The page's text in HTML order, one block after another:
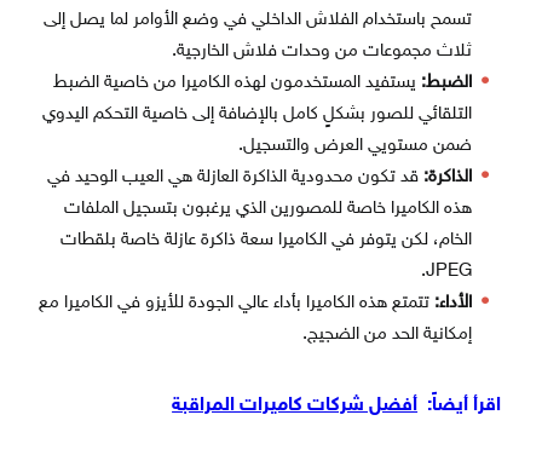
تسمح باستخدام الفلاش الداخلي في وضع الأوامر لما يصل إلى
ثلاث مجموعات من وحدات فلاش الخارجية.
الضبط: يستفيد المستخدمون لهذه الكاميرا من خاصية الضبط
التلقائي للصور بشكلٍ كامل بالإضافة إلى خاصية التحكم اليدوي
ضمن مستويي العرض والتسجيل.
الذاكرة: قد تكون محدودية الذاكرة العازلة هي العيب الوحيد في
هذه الكاميرا خاصة للمصورين الذي يرغبون بتسجيل الملفات
الخام، لكن يتوفر في الكاميرا سعة ذاكرة عازلة خاصة بلقطات
JPEG.
الأداء: تتمتع هذه الكاميرا بأداء عالي الجودة للأيزو في الكاميرا مع
إمكانية الحد من الضجيج.
اقرأ أيضاً: أفضل شركات كاميرات المراقبة